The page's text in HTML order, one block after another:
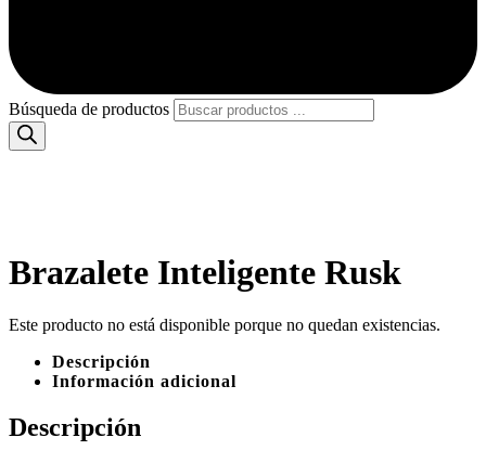
Búsqueda de productos
Brazalete Inteligente Rusk
Este producto no está disponible porque no quedan existencias.
Descripción
Información adicional
Descripción